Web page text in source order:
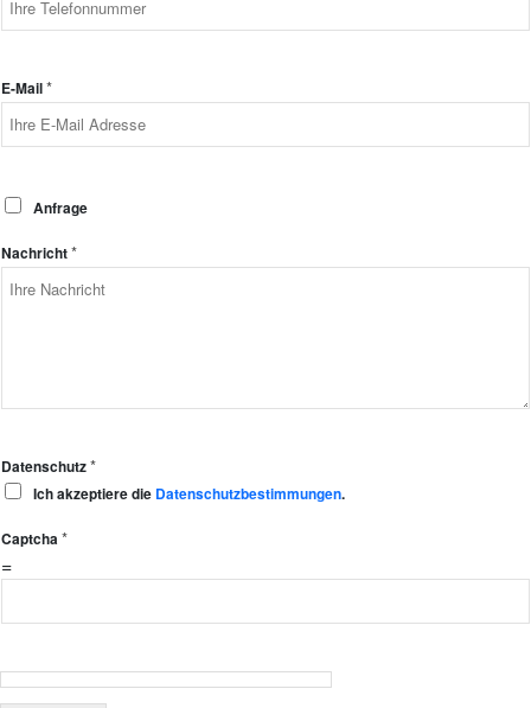
E-Mail*
A
n
r
a
Anfrage
Nachricht*
Datenschutz*
Ich akzeptiere die Datenschutzbestimmungen.
Captcha *
=